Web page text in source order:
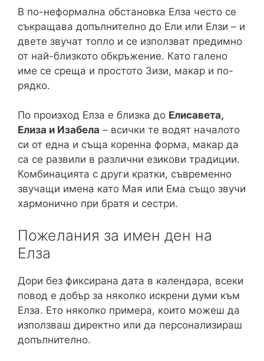
В по-неформална обстановка Елза често се
съкращава допълнително до Ели или Елзи – и
двете звучат топло и се използват предимно
от най-близкото обкръжение. Като галено
име се среща и простото Зизи, макар и по-
рядко.
По произход Елза е близка до Елисавета,
Елиза и Изабела – всички те водят началото
си от една и съща коренна форма, макар да
са се развили в различни езикови традиции.
Комбинацията с други кратки, съвременно
звучащи имена като Мая или Ема също звучи
хармонично при братя и сестри.
Пожелания за имен ден на
Елза
Дори без фиксирана дата в календара, всеки
повод е добър за няколко искрени думи към
Елза. Ето няколко примера, които можеш да
използваш директно или да персонализираш
допълнително.